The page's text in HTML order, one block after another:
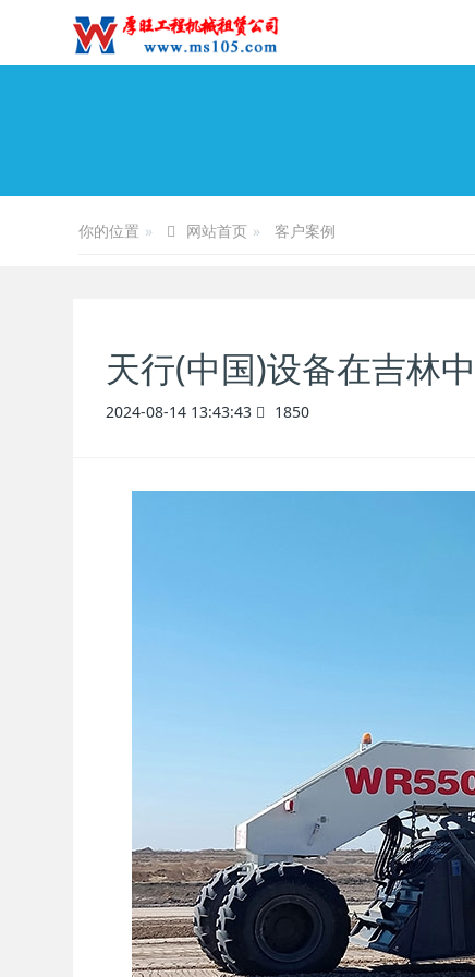
你的位置 网站首页 客户案例
天行(中国)设备在吉林
2024-08-14 13:43:43 1850